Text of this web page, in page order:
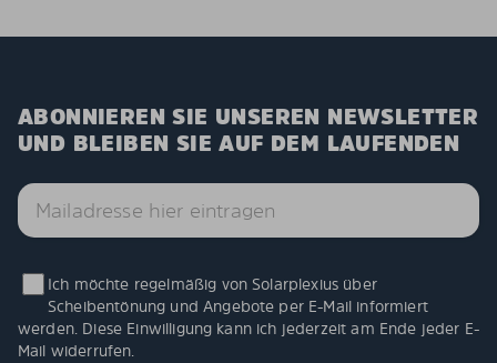
ABONNIEREN SIE UNSEREN NEWSLETTER
UND BLEIBEN SIE AUF DEM LAUFENDEN
Ich möchte regelmäßig von Solarplexius über
Scheibentönung und Angebote per E-Mail informiert
werden. Diese Einwilligung kann ich jederzeit am Ende jeder E-
Mail widerrufen.